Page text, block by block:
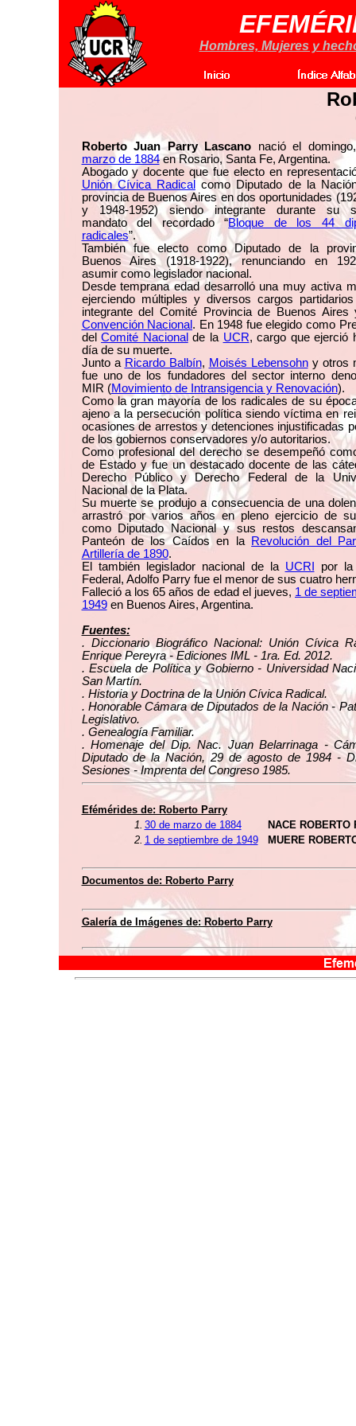
Hombres, Mujeres y
Roberto Juan Parry Lascano nació el
marzo de 1884en Rosario, Santa Fe, Argentina.
Abogado y docente que fue electo en
Unión Cívica Radical
como Diputado de la
provincia de Buenos Aires en dos oportunidades
y 1948-1952) siendo integrante durante su
mandato del recordado “Bloque de los 44
radicales”.
También fue electo como Diputado de la
Buenos Aires (1918-1922), renunciando en
asumir como legislador nacional.
Desde temprana edad desarrolló una muy activa
ejerciendo múltiples y diversos cargos
integrante del Comité Provincia de Buenos
Convención Nacional . En 1948 fue elegido como
delComité Nacional de la UCR, cargo que ejerció
día de su muerte.
Junto a Ricardo Balbín, Moisés Lebensohny otros
fue uno de los fundadores del sector interno
MIR (Movimiento de Intransigencia y Renovación).
Como la gran mayoría de los radicales de su
ajeno a la persecución política siendo víctima en
ocasiones de arrestos y detenciones injustificadas
de los gobiernos conservadores y/o autoritarios.
Como profesional del derecho se desempeñó
de Estado y fue un destacado docente de las
Derecho Público y Derecho Federal de la
Nacional de la Plata.
Su muerte se produjo a consecuencia de una
arrastró por varios años en pleno ejercicio de
como Diputado Nacional y sus restos
Panteón de los Caídos en la
Revolución del
Artillería de 1890.
El también legislador nacional de la UCRI
por la
Federal, Adolfo Parry fue el menor de sus cuatro
Falleció a los 65 años de edad el jueves, 1 de
1949en Buenos Aires, Argentina.
Fuentes:
. Diccionario Biográfico Nacional: Unión Cívica
Enrique Pereyra - Ediciones IML - 1ra. Ed. 2012.
. Escuela de Política y Gobierno - Universidad
San Martín.
. Historia y Doctrina de la Unión Cívica Radical.
. Honorable Cámara de Diputados de la Nación -
Legislativo.
. Genealogía Familiar.
. Homenaje del Dip. Nac. Juan Belarrinaga -
Diputado de la Nación, 29 de agosto de 1984 -
Sesiones - Imprenta del Congreso 1985.
Efémérides de: Roberto Parry
1. 30 de marzo de 1884
NACE ROBERTO
2. 1 de septiembre de 1949 MUERE
Documentos de: Roberto Parry
Galería de Imágenes de: Roberto Parry